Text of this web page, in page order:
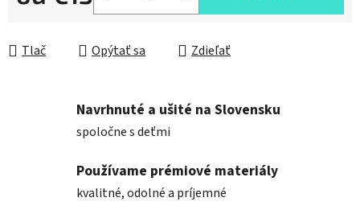
Jednotková cena:
Tlač Opýtať sa Zdieľať
Navrhnuté a ušité na Slovensku
spoločne s deťmi
Používame prémiové materiály
kvalitné, odolné a príjemné